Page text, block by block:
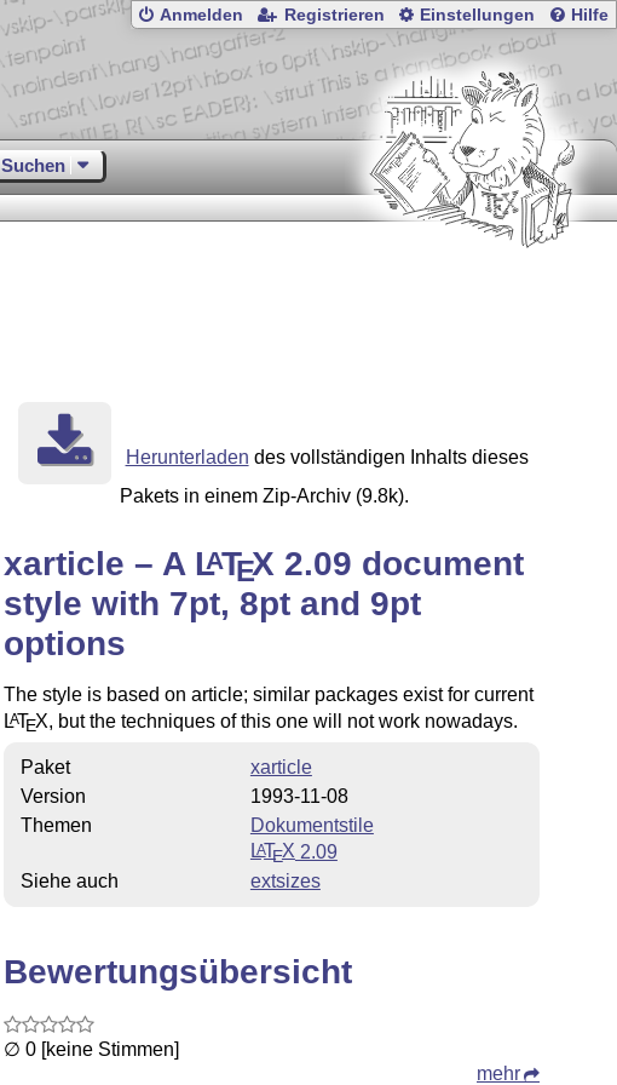
Anmelden Registrieren Einstellungen Hilfe
Suchen
Herunterladen des vollständigen Inhalts dieses
Pakets in einem Zip-Archiv (9.8k).
xarticle – A LATEX 2.09 document
style with 7pt, 8pt and 9pt
options
The style is based on article; similar packages exist for current
LATEX, but the techniques of this one will not work nowadays.
Paket
xarticle
Version
1993-11-08
Themen
Dokumentstile
LATEX 2.09
Siehe auch
extsizes
Bewertungsübersicht
∅ 0 [keine Stimmen]
mehr